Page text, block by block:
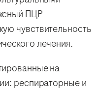
ПЦР
чувствительность
лечения.
на
респираторные и